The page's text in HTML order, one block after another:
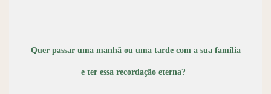
Quer passar uma manhã ou uma tarde com a sua família
e ter essa recordação eterna?